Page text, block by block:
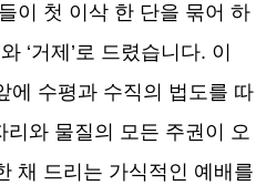
이 첫 이삭 한 단을 묶어 하
와 ‘거제 ’로 드렸습니다. 이
에 수평과 수직의 법도를 따
리와 물질의 모든 주권이 오
채 드리는 가식적인 예배를